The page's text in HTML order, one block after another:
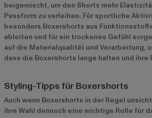
beigemischt, um den Shorts mehr
Passform zu verleihen. Für sportliche
besonders Boxershorts aus
ableiten und für ein trockenes Gefühl
auf die Materialqualität und Verarbeitung,
dass die Boxershorts lange halten und ihre
Styling-Tipps für Boxershorts
Auch wenn Boxershorts in der Regel
ihre Wahl dennoch eine wichtige Rolle für